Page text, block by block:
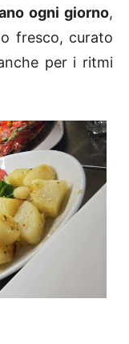
ogni giorno,
fresco, curato
per i ritmi